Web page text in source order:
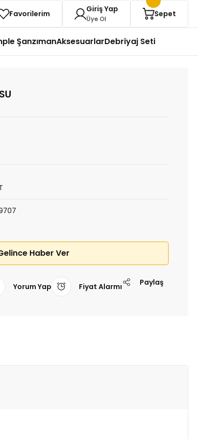
Favorilerim Giriş Yap
Üye Ol
Sepet
ŞanzımanAksesuarlarDebriyaj Seti
Haber Ver
Yorum Yap Fiyat Alarmı Paylaş